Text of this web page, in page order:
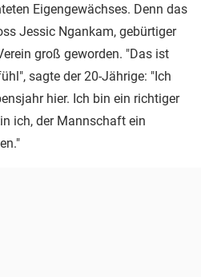
Eigengewächses. Denn das
Jessic Ngankam, gebürtiger
groß geworden. "Das ist
sagte der 20-Jährige: "Ich
hier. Ich bin ein richtiger
ich, der Mannschaft ein